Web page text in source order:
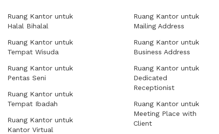
Ruang Kantor untuk
Halal Bihalal
Ruang Kantor untuk
Tempat Wisuda
Ruang Kantor untuk
Pentas Seni
Ruang Kantor untuk
Tempat Ibadah
Ruang Kantor untuk
Kantor Virtual
Ruang Kantor untuk
Mailing Address
Ruang Kantor untuk
Business Address
Ruang Kantor untuk
Dedicated
Receptionist
Ruang Kantor untuk
Meeting Place with
Client